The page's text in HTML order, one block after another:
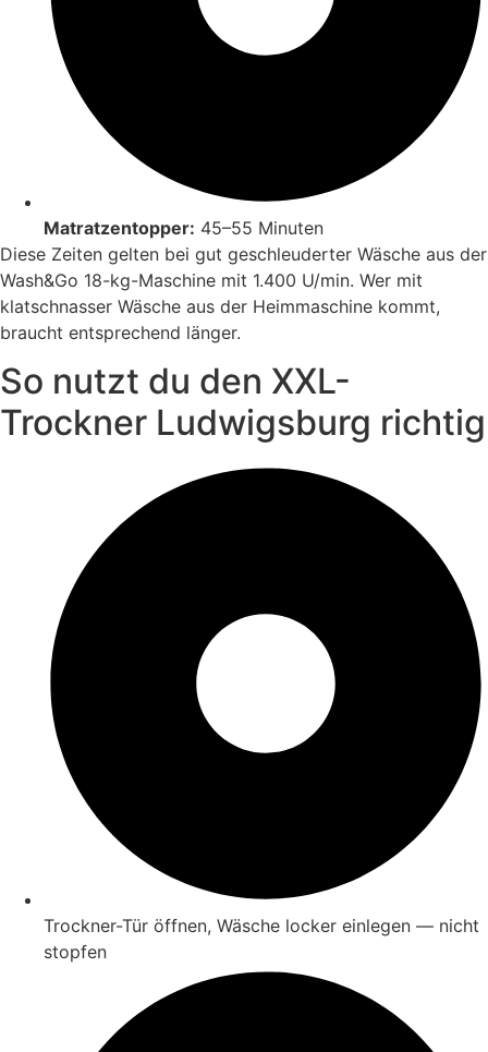
Matratzentopper: 45–55 Minuten
Diese Zeiten gelten bei gut geschleuderter Wäsche aus der
Wash&Go 18-kg-Maschine mit 1.400 U/min. Wer mit
klatschnasser Wäsche aus der Heimmaschine kommt,
braucht entsprechend länger.
So nutzt du den XXL-
Trockner Ludwigsburg richtig
Trockner-Tür öffnen, Wäsche locker einlegen — nicht
stopfen